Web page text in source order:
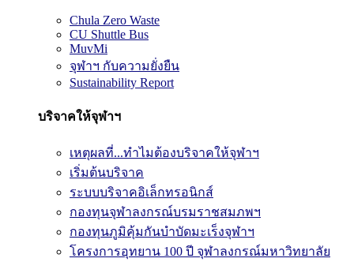
Chula Zero Waste
CU Shuttle Bus
MuvMi
จุฬาฯ กับความยั่งยืน
Sustainability Report
บริจาคให้จุฬาฯ
เหตุผลที่...ทำไมต้องบริจาคให้จุฬาฯ
เริ่มต้นบริจาค
ระบบบริจาคอิเล็กทรอนิกส์
กองทุนจุฬาลงกรณ์บรมราชสมภพฯ
กองทุนภูมิคุ้มกันบำบัดมะเร็งจุฬาฯ
โครงการอุทยาน 100 ปี จุฬาลงกรณ์มหาวิทยาลัย